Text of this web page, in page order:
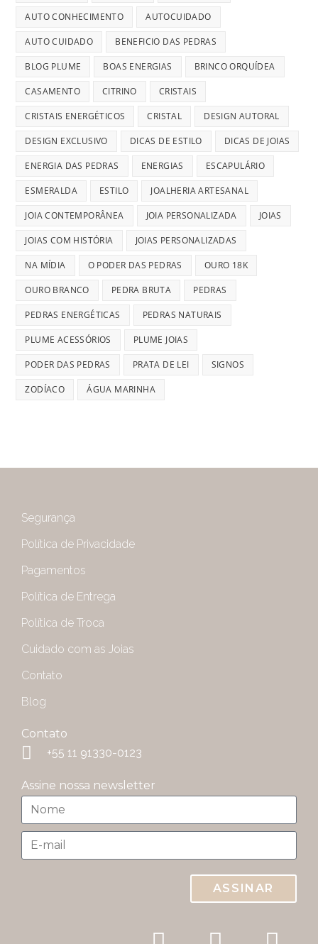
AUTO CONHECIMENTO AUTOCUIDADO
AUTO CUIDADO BENEFICIO DAS PEDRAS
BLOG PLUME BOAS ENERGIAS BRINCO ORQUÍDEA
CASAMENTO CITRINO CRISTAIS
CRISTAIS ENERGÉTICOS CRISTAL DESIGN AUTORAL
DESIGN EXCLUSIVO DICAS DE ESTILO DICAS DE JOIAS
ENERGIA DAS PEDRAS ENERGIAS ESCAPULÁRIO
ESMERALDA ESTILO JOALHERIA ARTESANAL
JOIA CONTEMPORÂNEA JOIA PERSONALIZADA JOIAS
JOIAS COM HISTÓRIA JOIAS PERSONALIZADAS
NA MÍDIA O PODER DAS PEDRAS OURO 18K
OURO BRANCO PEDRA BRUTA PEDRAS
PEDRAS ENERGÉTICAS PEDRAS NATURAIS
PLUME ACESSÓRIOS PLUME JOIAS
PODER DAS PEDRAS PRATA DE LEI SIGNOS
ZODÍACO ÁGUA MARINHA
Segurança
Política de Privacidade
Pagamentos
Política de Entrega
Política de Troca
Cuidado com as Joias
Contato
Blog
Contato
+55 11 91330-0123
Assine nossa newsletter
ASSINAR